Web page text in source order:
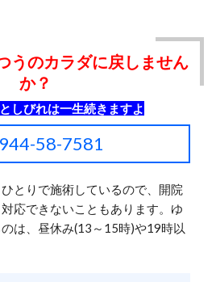
うのカラダに戻しません
か？
しびれは一生続きますよ
58-7581
ひとりで施術しているので、開院
応できないこともあります。ゆ
は、昼休み(13～15時)や19時以